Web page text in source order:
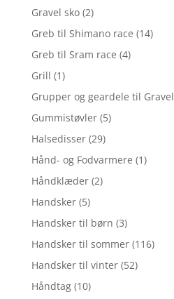
Gravel sko (2)
Greb til Shimano race (14)
Greb til Sram race (4)
Grill (1)
Grupper og geardele til Gravel
Gummistøvler (5)
Halsedisser (29)
Hånd- og Fodvarmere (1)
Håndklæder (2)
Handsker (5)
Handsker til børn (3)
Handsker til sommer (116)
Handsker til vinter (52)
Håndtag (10)